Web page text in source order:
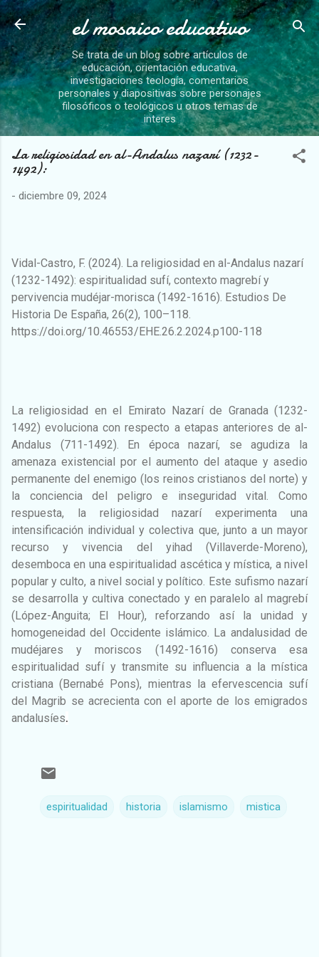
Ir al contenido principal
el mosaico educativo
Se trata de un blog sobre artículos de
educación, orientación educativa,
investigaciones teología, comentarios
personales y diapositivas sobre personajes
filosóficos o teológicos u otros temas de
interes
La religiosidad en al-Andalus nazarí (1232-
1492):
- diciembre 09, 2024
Vidal-Castro, F. (2024). La religiosidad en al-Andalus nazarí
(1232-1492): espiritualidad sufí, contexto magrebí y
pervivencia mudéjar-morisca (1492-1616). Estudios De
Historia De España, 26(2), 100–118.
https://doi.org/10.46553/EHE.26.2.2024.p100-118
La religiosidad en el Emirato Nazarí de Granada (1232-
1492) evoluciona con respecto a etapas anteriores de al-
Andalus (711-1492). En época nazarí, se agudiza la
amenaza existencial por el aumento del ataque y asedio
permanente del enemigo (los reinos cristianos del norte) y
la conciencia del peligro e inseguridad vital. Como
respuesta, la religiosidad nazarí experimenta una
intensificación individual y colectiva que, junto a un mayor
recurso y vivencia del yihad (Villaverde-Moreno),
desemboca en una espiritualidad ascética y mística, a nivel
popular y culto, a nivel social y político. Este sufismo nazarí
se desarrolla y cultiva conectado y en paralelo al magrebí
(López-Anguita; El Hour), reforzando así la unidad y
homogeneidad del Occidente islámico. La andalusidad de
mudéjares y moriscos (1492-1616) conserva esa
espiritualidad sufí y transmite su influencia a la mística
cristiana (Bernabé Pons), mientras la efervescencia sufí
del Magrib se acrecienta con el aporte de los emigrados
andalusíes.
espiritualidad historia islamismo mistica